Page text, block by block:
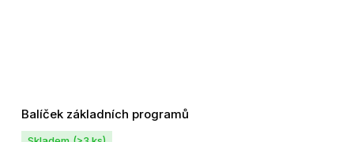
Balíček základních programů